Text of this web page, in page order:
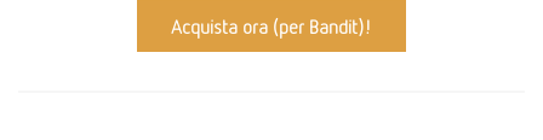
Acquista ora (per Bandit)!